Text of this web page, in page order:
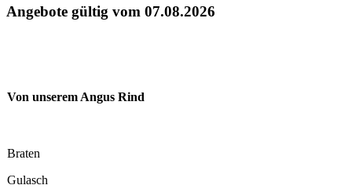
Angebote gültig vom 07.08.2026
Von unserem Angus Rind
Braten
Gulasch